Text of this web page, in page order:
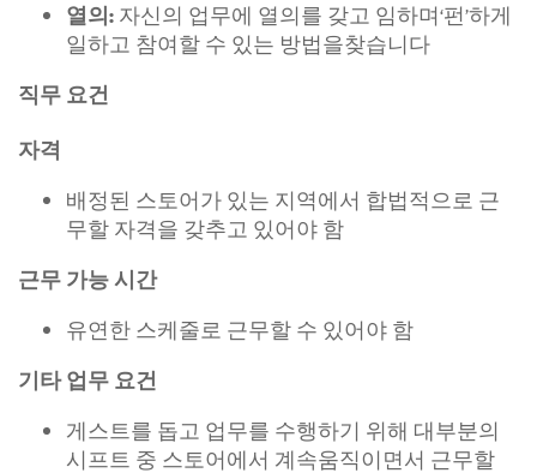
열의: 자신의 업무에 열의를 갖고 임하며‘펀’하게
일하고 참여할 수 있는 방법을찾습니다
직무 요건
자격
배정된 스토어가 있는 지역에서 합법적으로 근
무할 자격을 갖추고 있어야 함
근무 가능 시간
유연한 스케줄로 근무할 수 있어야 함
기타 업무 요건
게스트를 돕고 업무를 수행하기 위해 대부분의
시프트 중 스토어에서 계속움직이면서 근무할